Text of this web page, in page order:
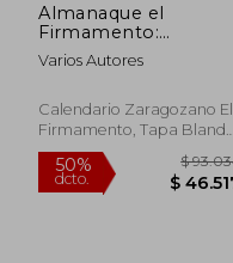
Almanaque el
Firmamento:
Calendario
Zaragozano 2002
Varios Autores
Calendario Zaragozano El
Firmamento, Tapa Blanda,
Usado